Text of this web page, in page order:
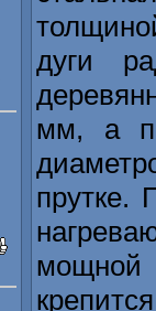
дуги
мм, а
прутке.